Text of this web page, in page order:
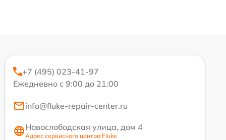
+7 (495) 023-41-97
Ежедневно с 9:00 до 21:00
info@fluke-repair-center.ru
Новослободская улица, дом 4
Адрес сервисного центра Fluke